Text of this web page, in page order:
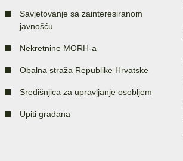
Savjetovanje sa zainteresiranom
javnošću
Nekretnine MORH-a
Obalna straža Republike Hrvatske
Središnjica za upravljanje osobljem
Upiti građana